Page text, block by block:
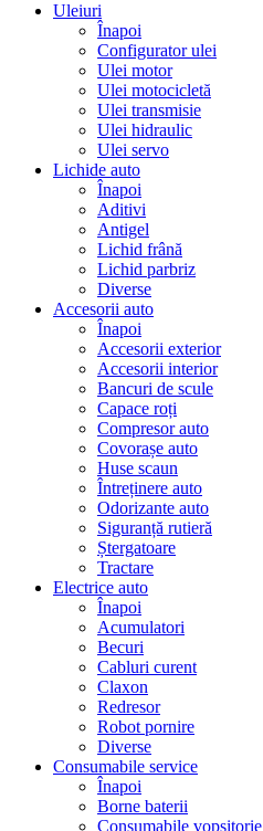
Uleiuri
Înapoi
Configurator ulei
Ulei motor
Ulei motocicletă
Ulei transmisie
Ulei hidraulic
Ulei servo
Lichide auto
Înapoi
Aditivi
Antigel
Lichid frână
Lichid parbriz
Diverse
Accesorii auto
Înapoi
Accesorii exterior
Accesorii interior
Bancuri de scule
Capace roți
Compresor auto
Covorașe auto
Huse scaun
Întreținere auto
Odorizante auto
Siguranță rutieră
Ștergatoare
Tractare
Electrice auto
Înapoi
Acumulatori
Becuri
Cabluri curent
Claxon
Redresor
Robot pornire
Diverse
Consumabile service
Înapoi
Borne baterii
Consumabile vopsitorie